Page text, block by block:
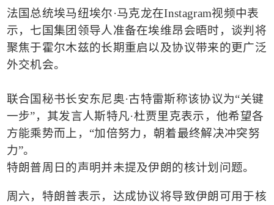
法国总统埃马纽埃尔·马克龙在Instagram视频中表
示，七国集团领导人准备在埃维昂会晤时，谈判将
聚焦于霍尔木兹的长期重启以及协议带来的更广泛
外交机会。
联合国秘书长安东尼奥·古特雷斯称该协议为“关键
一步”， 其发言人斯特凡·杜贾里克表示，他希望各
方能乘势而上， “加倍努力，朝着最终解决冲突努
力”。
特朗普周日的声明并未提及伊朗的核计划问题。
周六，特朗普表示，达成协议将导致伊朗可用于核